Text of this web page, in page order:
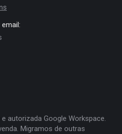
autorizada Google Workspace.
Migramos de outras